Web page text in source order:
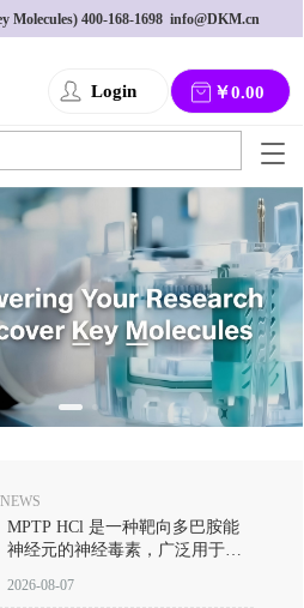
Molecules) 400-168-1698
  info@DKM.cn
Login ￥0.00
T
g
l
e
n
a
v
i
g
a
MPTP HCl 是一种靶向多巴胺能
神经元的神经毒素，广泛用于构
以盐酸盐形式存在，可触发线粒
2026-08-07